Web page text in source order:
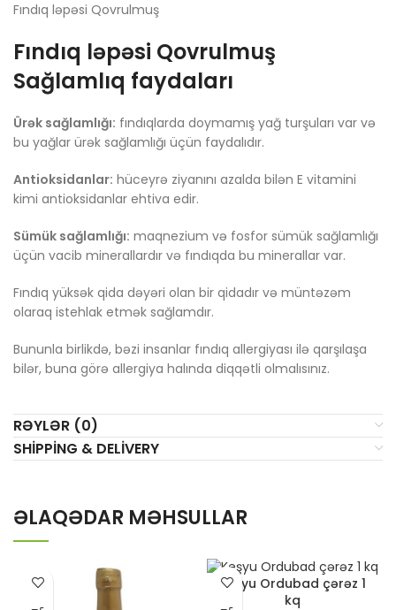
Fındıq ləpəsi Qovrulmuş
Fındıq ləpəsi Qovrulmuş
Sağlamlıq faydaları
Ürək sağlamlığı: fındıqlarda doymamış yağ turşuları var və
bu yağlar ürək sağlamlığı üçün faydalıdır.
Antioksidanlar: hüceyrə ziyanını azalda bilən E vitamini
kimi antioksidanlar ehtiva edir.
Sümük sağlamlığı: maqnezium və fosfor sümük sağlamlığı
üçün vacib minerallardır və fındıqda bu minerallar var.
Fındıq yüksək qida dəyəri olan bir qidadır və müntəzəm
olaraq istehlak etmək sağlamdır.
Bununla birlikdə, bəzi insanlar fındıq allergiyası ilə qarşılaşa
bilər, buna görə allergiya halında diqqətli olmalısınız.
RƏYLƏR (0)
SHIPPING & DELIVERY
ƏLAQƏDAR MƏHSULLAR
Keşyu Ordubad çərəz 1
kq